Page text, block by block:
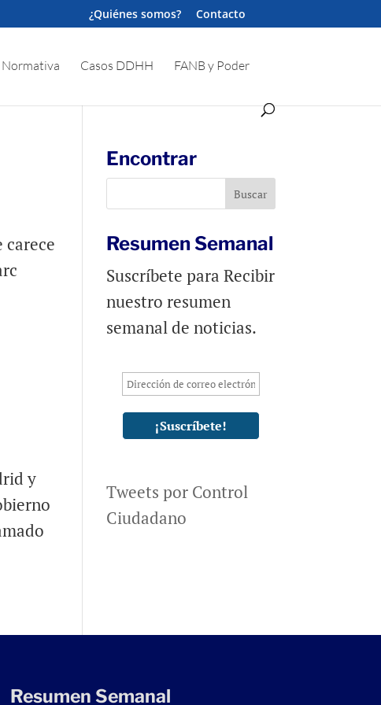
¿Quiénes somos? Contacto
Normativa Casos DDHH FANB y Poder
carece
y
Encontrar
Resumen Semanal
Suscríbete para Recibir
nuestro resumen
semanal de noticias.
Tweets por Control
Ciudadano
Resumen Semanal